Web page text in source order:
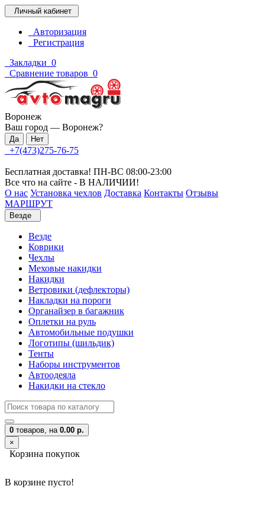
Личный кабинет
Авторизация
Регистрация
Закладки 0
Сравнение товаров 0
Воронеж
Ваш город — Воронеж?
+7(473)275-76-75
Бесплатная доставка! ПН-ВС 08:00-23:00
Все что на сайте - В НАЛИЧИИ!
О нас Установка чехлов Доставка Контакты Отзывы
МАРШРУТ
Везде
Везде
Коврики
Чехлы
Меховые накидки
Накидки
Ветровики (дефлекторы)
Накладки на пороги
Органайзер в багажник
Оплетки на руль
Автомобильные подушки
Логотипы (шильдик)
Тенты
Наборы инструментов
Автоодеяла
Накидки на стекло
0 товаров, на 0.00 р.
×
Корзина покупок
В корзине пусто!